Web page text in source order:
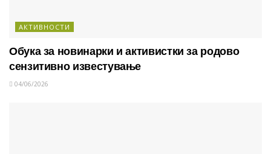
АКТИВНОСТИ
Обука за новинарки и активистки за родово
сензитивно известување
04/06/2026